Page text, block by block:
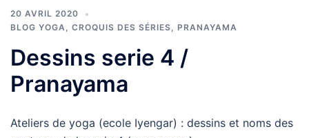
20 AVRIL 2020
BLOG YOGA, CROQUIS DES SÉRIES, PRANAYAMA
Dessins serie 4 /
Pranayama
Ateliers de yoga (ecole Iyengar) : dessins et noms des